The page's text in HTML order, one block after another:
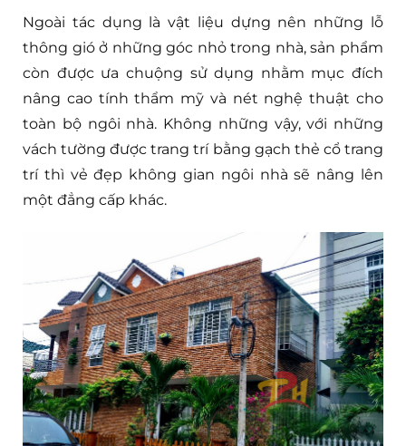
Ngoài tác dụng là vật liệu dựng nên những lỗ
thông gió ở những góc nhỏ trong nhà, sản phẩm
còn được ưa chuộng sử dụng nhằm mục đích
nâng cao tính thẩm mỹ và nét nghệ thuật cho
toàn bộ ngôi nhà. Không những vậy, với những
vách tường được trang trí bằng gạch thẻ cổ trang
trí thì vẻ đẹp không gian ngôi nhà sẽ nâng lên
một đẳng cấp khác.